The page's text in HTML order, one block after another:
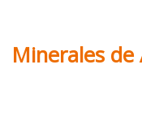
Minerales